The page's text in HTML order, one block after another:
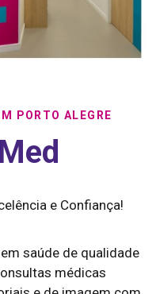
PORTO ALEGRE
e Confiança!
saúde de qualidade
médicas